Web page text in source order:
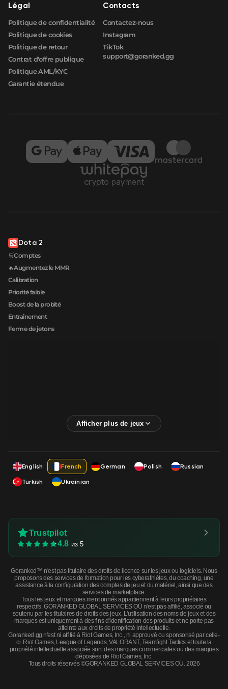
Légal
Politique de confidentialité
Politique de cookies
Politique de retour
Contrat d'offre publique
Politique AML/KYC
Garantie étendue
Contacts
Contactez-nous
Instagram
TikTok
support@goranked.gg
Dota 2
🛒Comptes
🔥Augmentez le MMR
Calibration
Priorité faible
Boost de la probité
Entraînement
Ferme de jetons
English French German Polish
Russian
Turkish
Ukrainian
Trustpilot
4.8 из 5
Goranked™ n'est pas titulaire des droits de licence sur les jeux ou logiciels. Nous
proposons des services de formation pour les cyberathlètes, du coaching, une
assistance à la configuration des comptes de jeu et du matériel, ainsi que des
services de marketplace.
Tous les jeux et marques mentionnés appartiennent à leurs propriétaires
respectifs. GORANKED GLOBAL SERVICES OÜ n'est pas affilié, associé ou
soutenu par les titulaires de droits des jeux. L'utilisation des noms de jeux et des
marques est uniquement à des fins d'identification des produits et ne porte pas
atteinte aux droits de propriété intellectuelle.
Goranked.gg n'est ni affilié à Riot Games, Inc., ni approuvé ou sponsorisé par celle-
ci. Riot Games, League of Legends, VALORANT, Teamfight Tactics et toute la
propriété intellectuelle associée sont des marques commerciales ou des marques
déposées de Riot Games, Inc.
Tous droits réservés ©GORANKED GLOBAL SERVICES OÜ. 2026